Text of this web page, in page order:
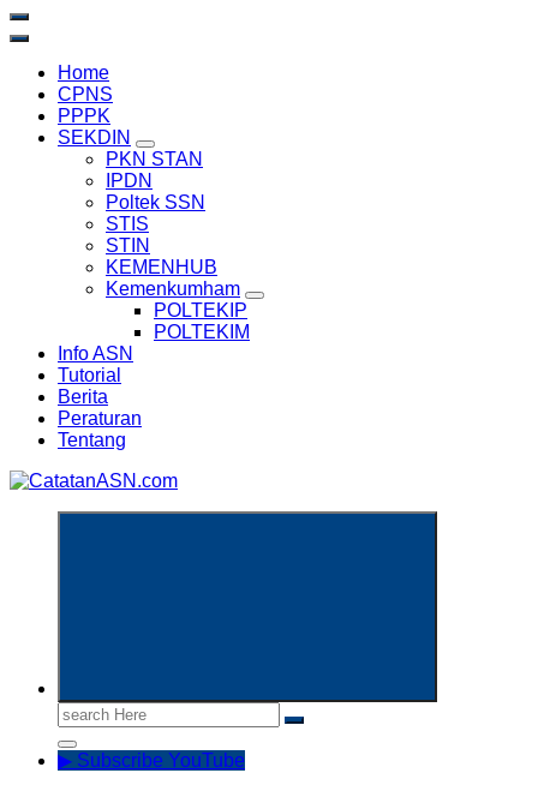
Home
CPNS
PPPK
SEKDIN
PKN STAN
IPDN
Poltek SSN
STIS
STIN
KEMENHUB
Kemenkumham
POLTEKIP
POLTEKIM
Info ASN
Tutorial
Berita
Peraturan
Tentang
Search
for:
▶ Subscribe YouTube